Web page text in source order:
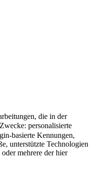
die in der
personalisierte
basierte Kennungen,
unterstützte Technologien
mehrere der hier